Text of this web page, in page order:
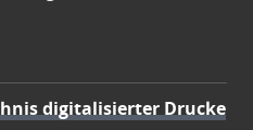
digitalisierter Drucke